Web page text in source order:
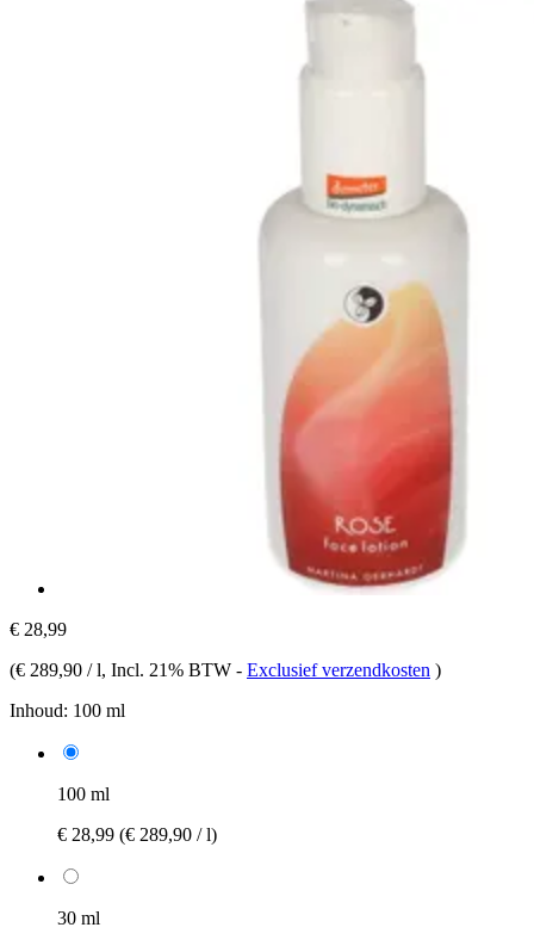
€ 28,99
(€ 289,90 / l, Incl. 21% BTW - Exclusief verzendkosten )
Inhoud: 100 ml
100 ml
€ 28,99 (€ 289,90 / l)
30 ml